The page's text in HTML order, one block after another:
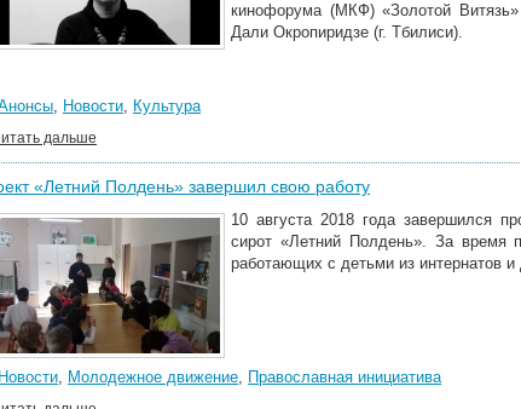
кинофорума (МКФ) «Золотой
Дали Окропиридзе (г. Тбилиси).
, Новости, Культура
дальше
«Летний Полдень» завершил свою работу
10 августа 2018 года завершился
сирот «Летний Полдень». За время
работающих с детьми из интернатов и
Новости, Молодежное движение, Православная инициатива